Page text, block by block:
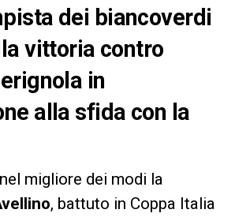
dei biancoverdi
vittoria contro
in
alla sfida con la
migliore dei modi la
, battuto in Coppa Italia